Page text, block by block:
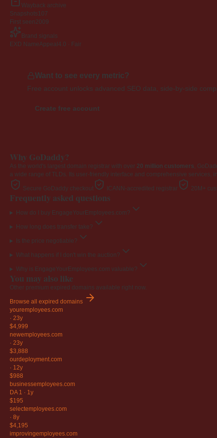
Wayback archive
Snapshots 107
First seen2009
Brand signals
EXD NameAppeal 4.0 · Fair
Want to see every metric?
Free account unlocks advanced SEO data, side-by-side
Create free account
Why GoDaddy?
As the world's largest domain registrar with over 20 million customers,
a wide range of TLDs. Its user-friendly interface and comprehensive
Secure GoDaddy checkout ICANN-accredited registrar 20M+
Frequently asked questions
How do I buy EngageYourEmployees.com?
How long does transfer take?
Is the price negotiable?
What happens if I don't win the auction?
Why is EngageYourEmployees.com valuable?
You may also like
Other premium expired domains available right now.
Browse all expired domains
youremployees.com
· 23y
$4,999
newemployees.com
· 23y
$3,888
ourdeployment.com
· 12y
$988
businessemployees.com
DA 1 · 1y
$195
selectemployees.com
· 8y
$4,195
improvingemployees.com